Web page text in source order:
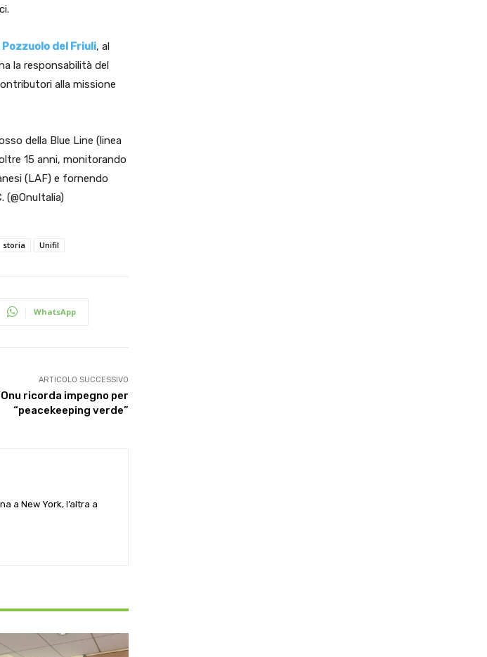
del Friuli, al
la responsabilità del
alla missione
della Blue Line (linea
15 anni, monitorando
(LAF) e fornendo
storia Unifil
WhatsApp
ARTICOLO SUCCESSIVO
ricorda impegno per
“peacekeeping verde”
a New York, l’altra a